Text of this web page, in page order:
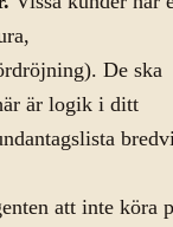
De ska
är logik i ditt
att inte köra